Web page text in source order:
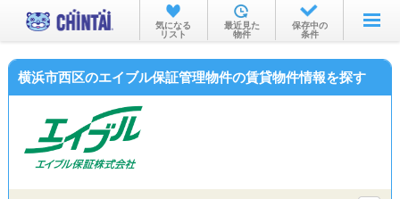
お部屋を探す
沿線・駅から
物件特集から
気になる
リスト
最近見た
物件
保存中の
条件
横浜市西区のエイブル保証管理物件の賃貸物件情報を探す